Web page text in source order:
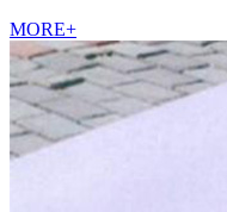
MORE+